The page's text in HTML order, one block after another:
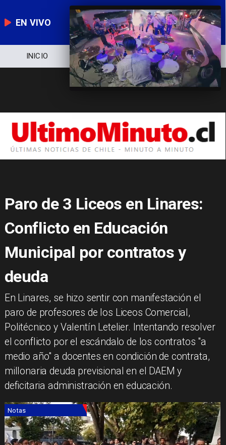
EN VIVO
NOTICIERO POLÍTICA ECONOMÍA
Paro de 3 Liceos en Linares:
Conflicto en Educación
Municipal por contratos y
deuda
En Linares, se hizo sentir con manifestación el
paro de profesores de los Liceos Comercial,
Politécnico y Valentín Letelier. Intentando resolver
el conflicto por el escándalo de los contratos "a
medio año" a docentes en condición de contrata,
millonaria deuda previsional en el DAEM y
deficitaria administración en educación.
Notas